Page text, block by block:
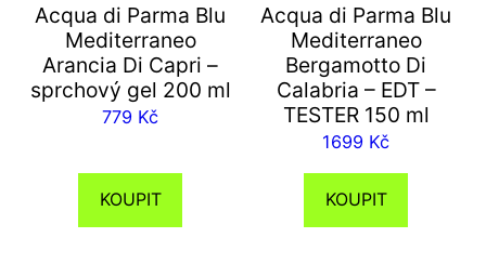
Acqua di Parma Blu
Mediterraneo
Arancia Di Capri –
sprchový gel 200 ml
779 Kč
KOUPIT
Acqua di Parma Blu
Mediterraneo
Bergamotto Di
Calabria – EDT –
TESTER 150 ml
1699 Kč
KOUPIT